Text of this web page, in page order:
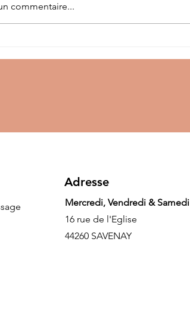
commentaire...
Adresse
Mercredi, Vendredi & Samedi
16 rue de l'Eglise
44260 SAVENAY